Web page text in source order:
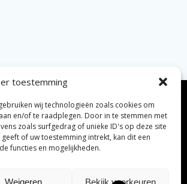
toestemming
wij technologieën zoals cookies om
en/of te raadplegen. Door in te stemmen met
zoals surfgedrag of unieke ID's op deze site
of uw toestemming intrekt, kan dit een
functies en mogelijkheden.
Weigeren Bekijk voorkeuren